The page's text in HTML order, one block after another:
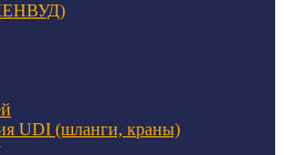
UDI (шланги, краны)